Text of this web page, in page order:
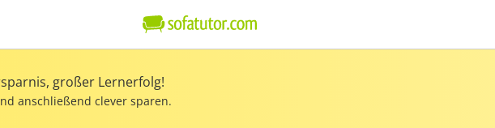
großer Lernerfolg!
anschließend clever sparen.